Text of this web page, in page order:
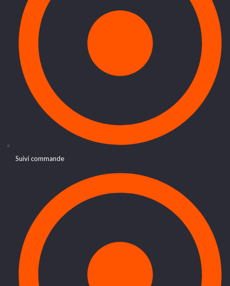
Suivi commande